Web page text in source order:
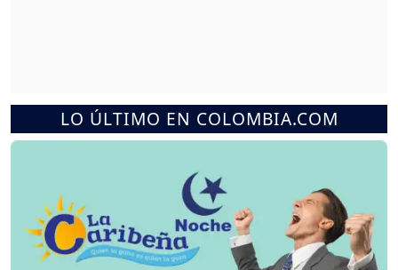
LO ÚLTIMO EN COLOMBIA.COM